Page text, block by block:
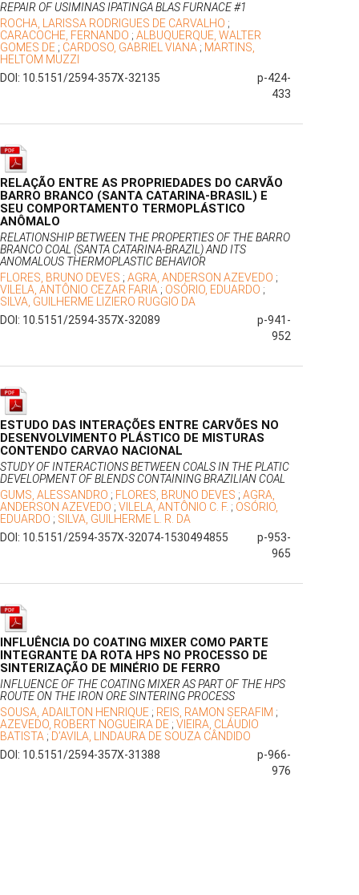
REPAIR OF USIMINAS IPATINGA BLAS FURNACE #1
ROCHA, LARISSA RODRIGUES DE CARVALHO ;
CARACOCHE, FERNANDO ; ALBUQUERQUE, WALTER
GOMES DE ; CARDOSO, GABRIEL VIANA ; MARTINS,
HELTOM MUZZI
DOI: 10.5151/2594-357X-32135
p-424-
433
RELAÇÃO ENTRE AS PROPRIEDADES DO CARVÃO
BARRO BRANCO (SANTA CATARINA-BRASIL) E
SEU COMPORTAMENTO TERMOPLÁSTICO
ANÔMALO
RELATIONSHIP BETWEEN THE PROPERTIES OF THE BARRO
BRANCO COAL (SANTA CATARINA-BRAZIL) AND ITS
ANOMALOUS THERMOPLASTIC BEHAVIOR
FLORES, BRUNO DEVES ; AGRA, ANDERSON AZEVEDO ;
VILELA, ANTÔNIO CEZAR FARIA ; OSÓRIO, EDUARDO ;
SILVA, GUILHERME LIZIERO RUGGIO DA
DOI: 10.5151/2594-357X-32089
p-941-
952
ESTUDO DAS INTERAÇÕES ENTRE CARVÕES NO
DESENVOLVIMENTO PLÁSTICO DE MISTURAS
CONTENDO CARVAO NACIONAL
STUDY OF INTERACTIONS BETWEEN COALS IN THE PLATIC
DEVELOPMENT OF BLENDS CONTAINING BRAZILIAN COAL
GUMS, ALESSANDRO ; FLORES, BRUNO DEVES ; AGRA,
ANDERSON AZEVEDO ; VILELA, ANTÔNIO C. F. ; OSÓRIO,
EDUARDO ; SILVA, GUILHERME L. R. DA
DOI: 10.5151/2594-357X-32074-1530494855
p-953-
965
INFLUÊNCIA DO COATING MIXER COMO PARTE
INTEGRANTE DA ROTA HPS NO PROCESSO DE
SINTERIZAÇÃO DE MINÉRIO DE FERRO
INFLUENCE OF THE COATING MIXER AS PART OF THE HPS
ROUTE ON THE IRON ORE SINTERING PROCESS
SOUSA, ADAILTON HENRIQUE ; REIS, RAMON SERAFIM ;
AZEVEDO, ROBERT NOGUEIRA DE ; VIEIRA, CLÁUDIO
BATISTA ; D’AVILA, LINDAURA DE SOUZA CÂNDIDO
DOI: 10.5151/2594-357X-31388
p-966-
976